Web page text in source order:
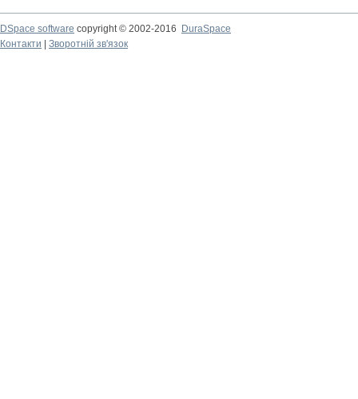
DSpace software copyright © 2002-2016
DuraSpace
Контакти
Зворотній зв'язок